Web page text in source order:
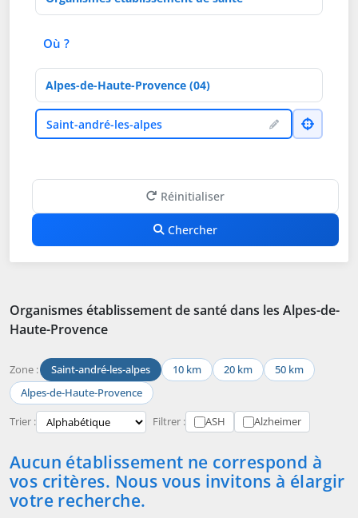
Où ?
Département
VilleSaint-andré-les-alpes
Réinitialiser
Chercher
Organismes établissement de santé dans les Alpes-de-
Haute-Provence
Zone : Saint-andré-les-alpes 10 km 20 km
50 km
Alpes-de-Haute-Provence
Trier : Filtrer : ASH Alzheimer
Aucun établissement ne correspond à
vos critères. Nous vous invitons à élargir
votre recherche.